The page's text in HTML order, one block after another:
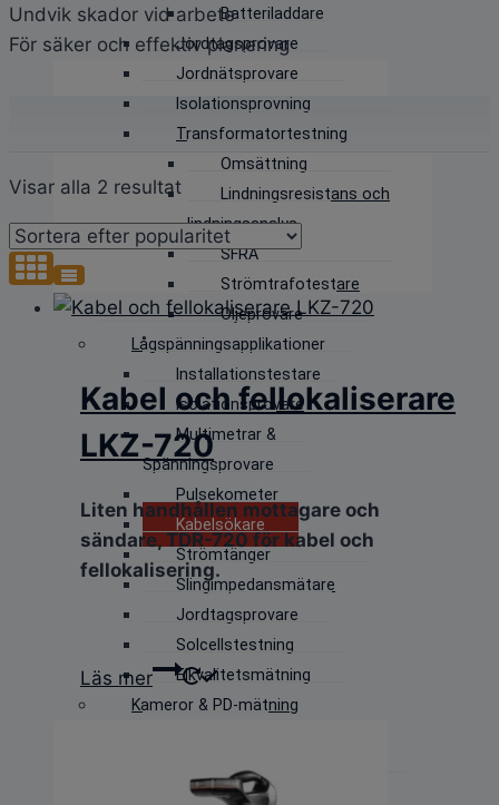
Batteriladdare
Jordtagsprovare
Jordnätsprovare
Isolationsprovning
Transformatortestning
Omsättning
Lindningsresistans och
lindningsanalys
SFRA
Strömtrafotestare
Oljeprovare
Lågspänningsapplikationer
Installationstestare
Isolationsprovare
Multimetrar &
Spänningsprovare
Pulsekometer
Kabelsökare
Strömtänger
Slingimpedansmätare
Jordtagsprovare
Solcellstestning
Elkvalitetsmätning
Kameror & PD-mätning
Enkla Värmekameror
Undvik skador vid arbete
För säker och effektiv planering
Visar alla 2 resultatSortera
efter
popularitet
Kabel och fellokaliserare
LKZ-720
Liten handhållen mottagare och
sändare, TDR-720 för kabel och
fellokalisering.
Läs mer